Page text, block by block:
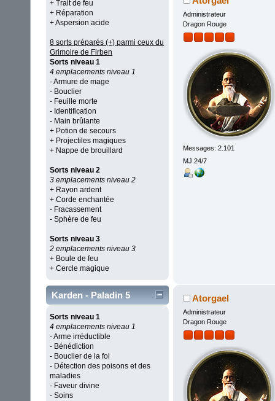
+ Trait de feu
+ Réparation
+ Aspersion acide
8 sorts préparés (+) parmi ceux du
Grimoire de Firben
Sorts niveau 1
4 emplacements niveau 1
- Armure de mage
- Bouclier
- Feuille morte
- Identification
- Main brûlante
+ Potion de secours
+ Projectiles magiques
+ Nappe de brouillard
Sorts niveau 2
3 emplacements niveau 2
+ Rayon ardent
+ Corde enchantée
- Fracassement
- Sphère de feu
Sorts niveau 3
2 emplacements niveau 3
+ Boule de feu
+ Cercle magique
Karden - Paladin 5
Sorts niveau 1
4 emplacements niveau 1
- Arme irréductible
- Bénédiction
- Bouclier de la foi
- Détection des poisons et des
maladies
- Faveur divine
- Soins
Administrateur
Dragon Rouge
Messages: 2.101
MJ 24/7
Atorgael
Administrateur
Dragon Rouge